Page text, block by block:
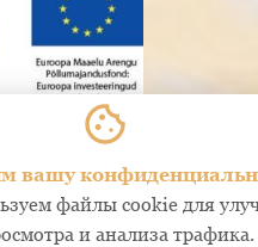
cookie
вашу
файлы cookie для
и анализа